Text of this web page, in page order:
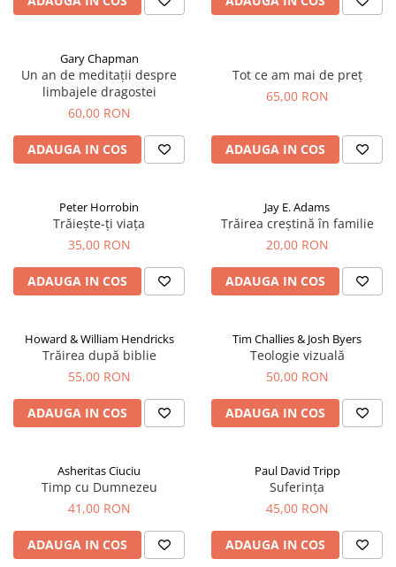
Gary Chapman
Un an de meditații despre
limbajele dragostei
60,00 RON
ADAUGA IN COS
Tot ce am mai de preț
65,00 RON
ADAUGA IN COS
Peter Horrobin
Trăiește-ți viața
35,00 RON
ADAUGA IN COS
Jay E. Adams
Trăirea creștină în familie
20,00 RON
ADAUGA IN COS
Howard & William Hendricks
Trăirea după biblie
55,00 RON
ADAUGA IN COS
Tim Challies & Josh Byers
Teologie vizuală
50,00 RON
ADAUGA IN COS
Asheritas Ciuciu
Timp cu Dumnezeu
41,00 RON
ADAUGA IN COS
Paul David Tripp
Suferința
45,00 RON
ADAUGA IN COS